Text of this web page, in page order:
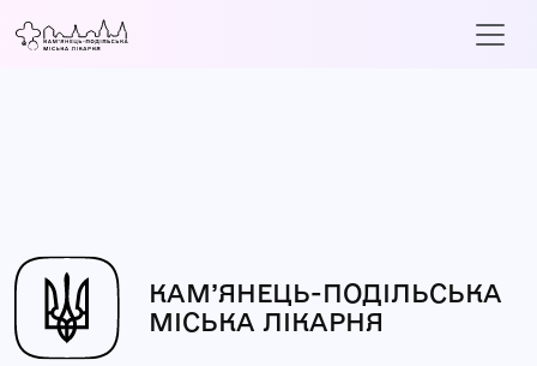
КАМ’ЯНЕЦЬ-ПОДІЛЬСЬКА
МІСЬКА ЛІКАРНЯ